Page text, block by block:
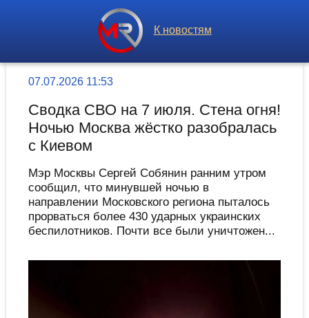
К новостям
07.07.2026 11:53
Сводка СВО на 7 июля. Стена огня!
Ночью Москва жёстко разобралась
с Киевом
Мэр Москвы Сергей Собянин ранним утром
сообщил, что минувшей ночью в
направлении Московского региона пыталось
прорваться более 430 ударных украинских
беспилотников. Почти все были уничтожен...